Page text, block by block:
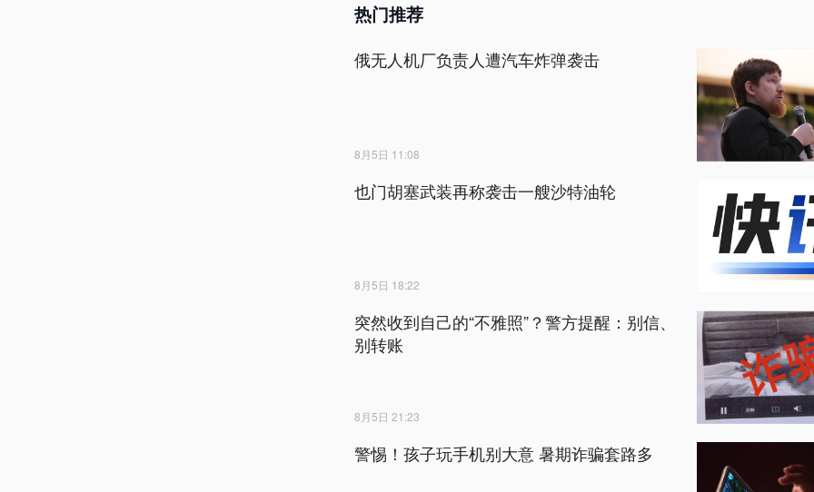
热门推荐
俄无人机厂负责人遭汽车炸弹袭击
8月5日 11:08
也门胡塞武装再称袭击一艘沙特油轮
8月5日 18:22
突然收到自己的“不雅照”？警方提醒：别信、
别转账
8月5日 21:23
警惕！孩子玩手机别大意 暑期诈骗套路多